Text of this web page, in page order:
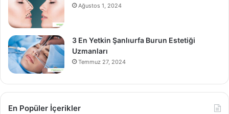
Ağustos 1, 2024
3 En Yetkin Şanlıurfa Burun Estetiği
Uzmanları
Temmuz 27, 2024
En Popüler İçerikler